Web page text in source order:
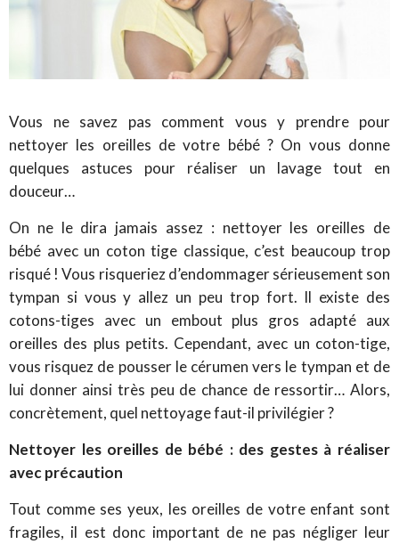
Vous ne savez pas comment vous y prendre pour
nettoyer les oreilles de votre bébé ? On vous donne
quelques astuces pour réaliser un lavage tout en
douceur…
On ne le dira jamais assez : nettoyer les oreilles de
bébé avec un coton tige classique, c’est beaucoup trop
risqué ! Vous risqueriez d’endommager sérieusement son
tympan si vous y allez un peu trop fort. Il existe des
cotons-tiges avec un embout plus gros adapté aux
oreilles des plus petits. Cependant, avec un coton-tige,
vous risquez de pousser le cérumen vers le tympan et de
lui donner ainsi très peu de chance de ressortir… Alors,
concrètement, quel nettoyage faut-il privilégier ?
Nettoyer les oreilles de bébé : des gestes à réaliser
avec précaution
Tout comme ses yeux, les oreilles de votre enfant sont
fragiles, il est donc important de ne pas négliger leur